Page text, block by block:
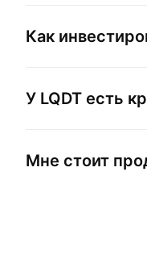
Как
У LQDT есть
Мне стоит